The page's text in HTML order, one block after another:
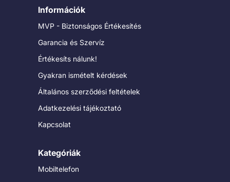
Információk
MVP - Biztonságos Értékesítés
Garancia és Szervíz
Értékesíts nálunk!
Gyakran ismételt kérdések
Általános szerződési feltételek
Adatkezelési tájékoztató
Kapcsolat
Kategóriák
Mobiltelefon